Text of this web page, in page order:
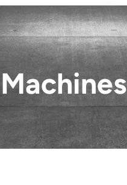
Machines